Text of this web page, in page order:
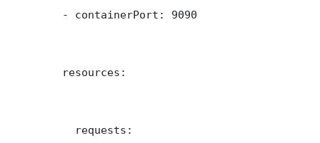
        - containerPort: 9090
        resources:
          requests: